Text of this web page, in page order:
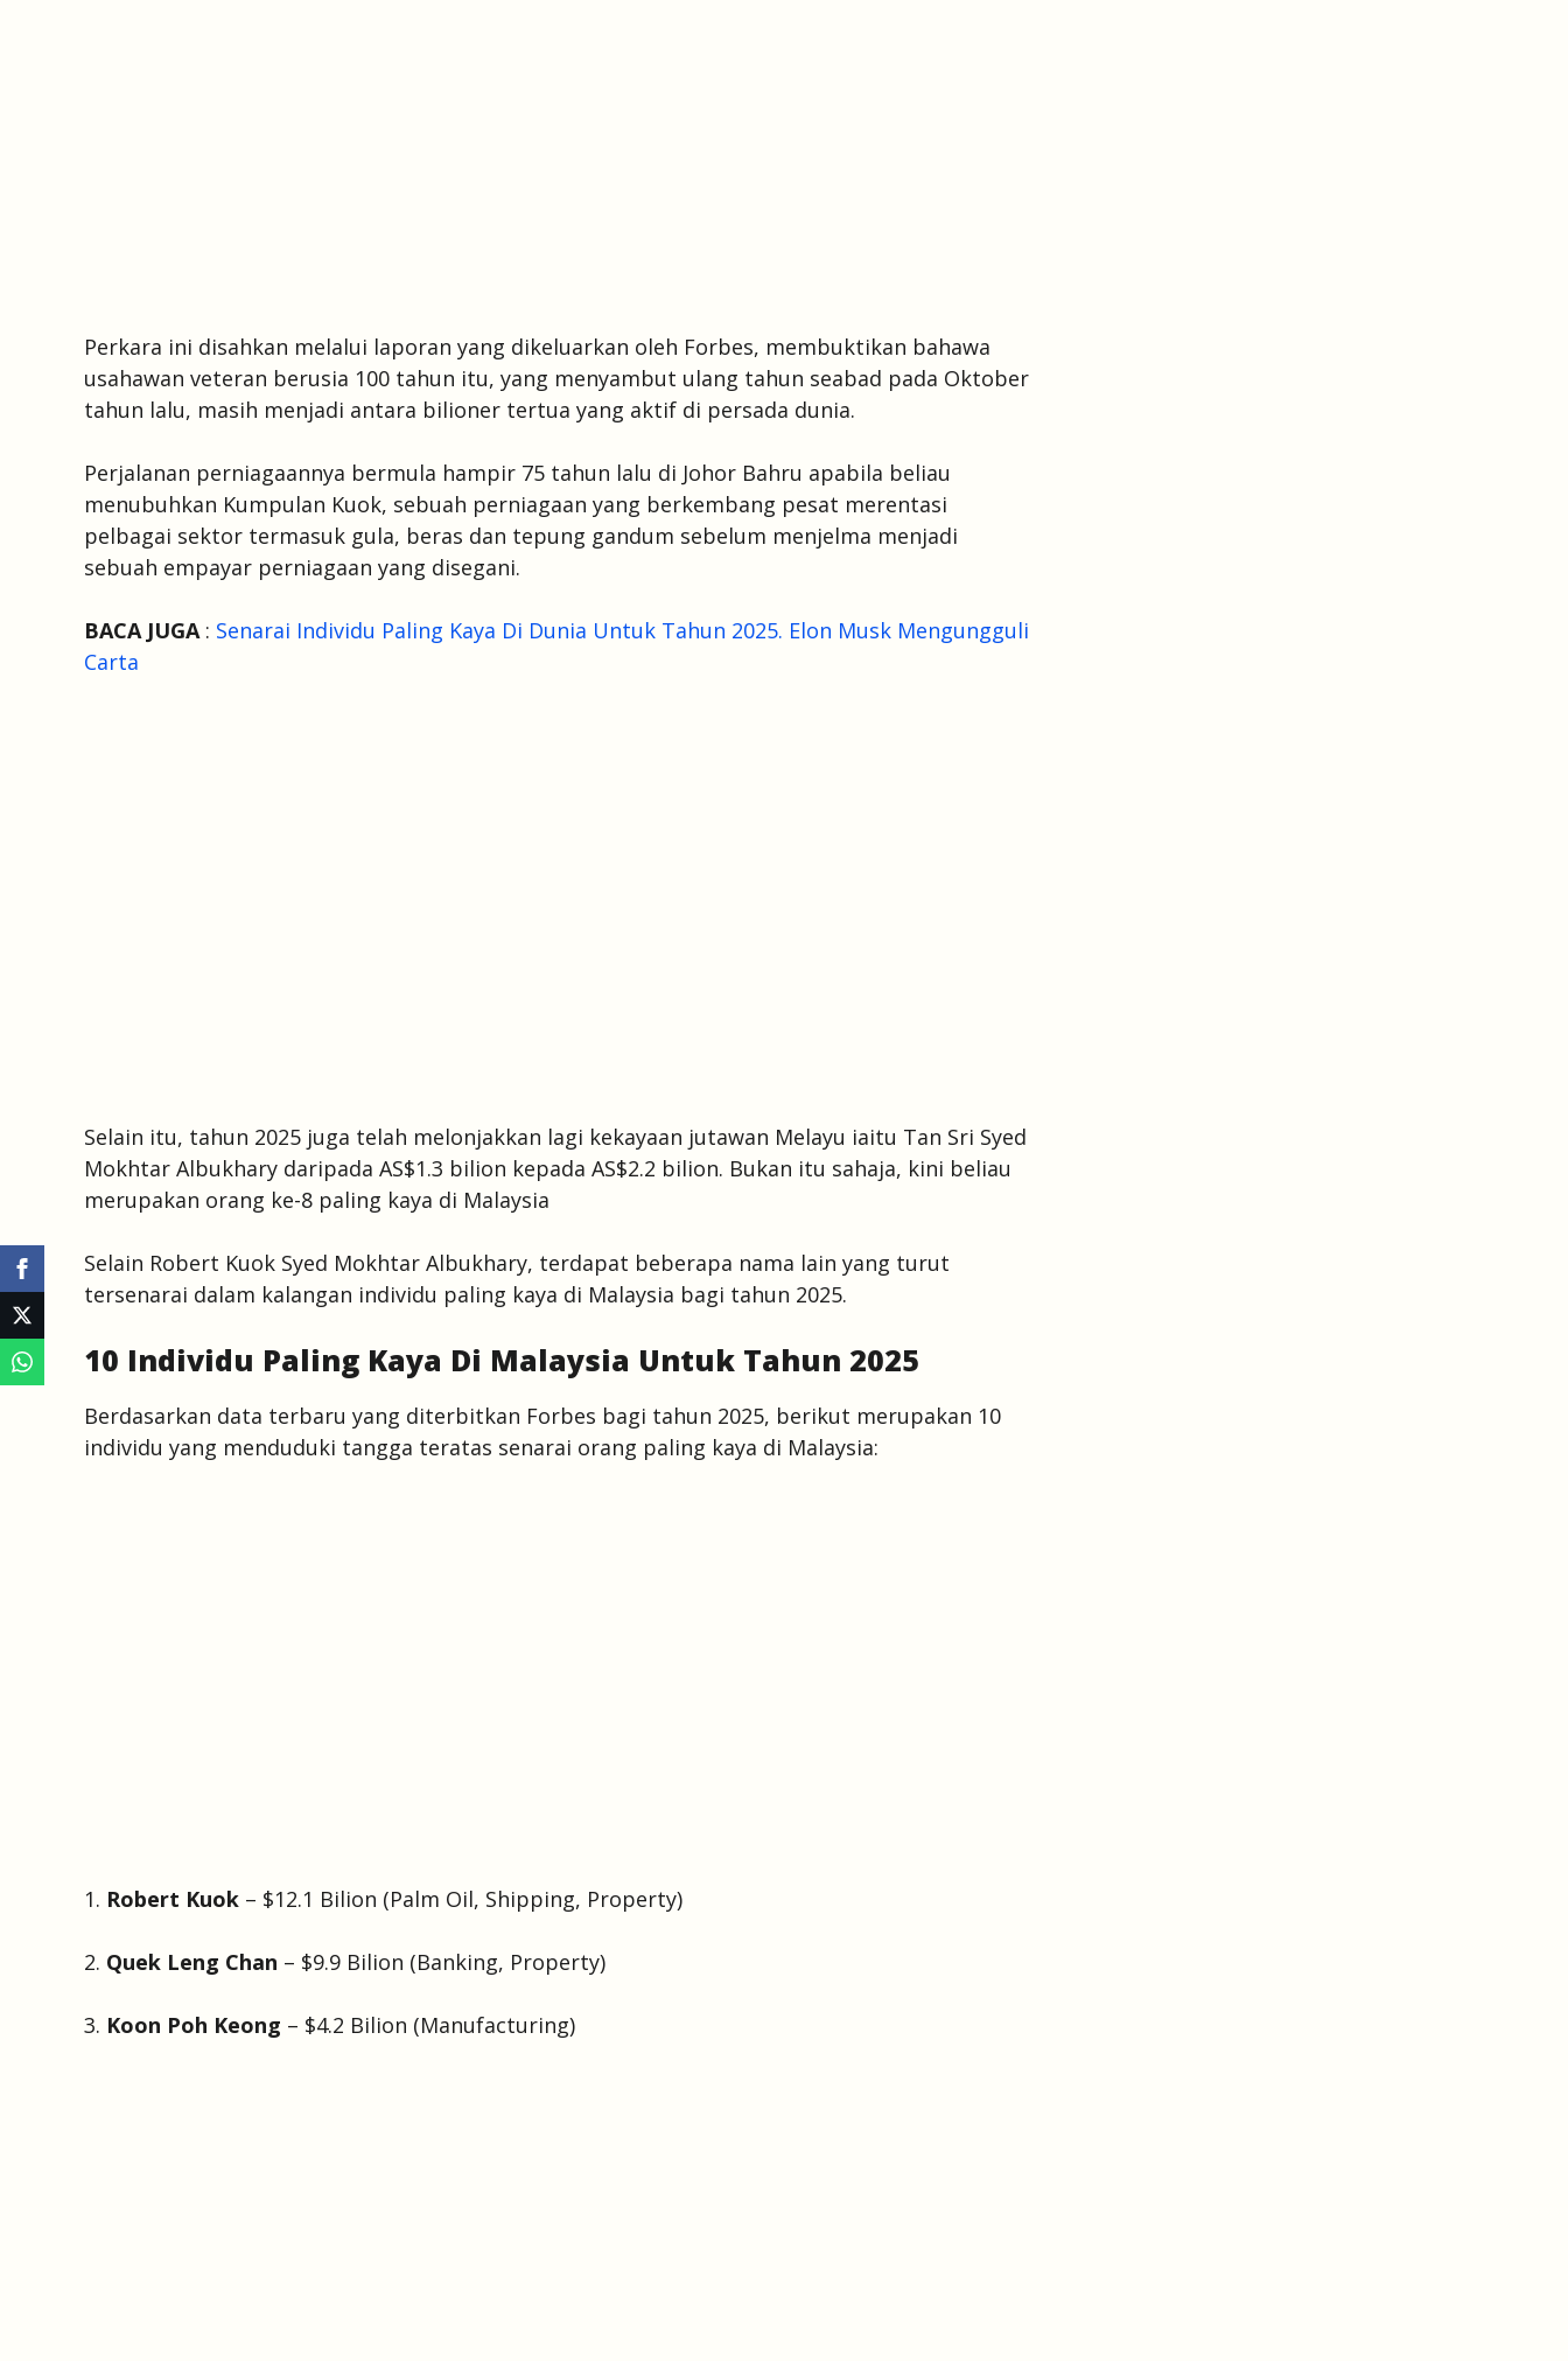
Perkara ini disahkan melalui laporan yang dikeluarkan oleh Forbes, membuktikan bahawa
usahawan veteran berusia 100 tahun itu, yang menyambut ulang tahun seabad pada Oktober
tahun lalu, masih menjadi antara bilioner tertua yang aktif di persada dunia.
Perjalanan perniagaannya bermula hampir 75 tahun lalu di Johor Bahru apabila beliau
menubuhkan Kumpulan Kuok, sebuah perniagaan yang berkembang pesat merentasi
pelbagai sektor termasuk gula, beras dan tepung gandum sebelum menjelma menjadi
sebuah empayar perniagaan yang disegani.
BACA JUGA: Senarai Individu Paling Kaya Di Dunia Untuk Tahun 2025. Elon Musk Mengungguli
Carta
Selain itu, tahun 2025 juga telah melonjakkan lagi kekayaan jutawan Melayu iaitu Tan Sri Syed
Mokhtar Albukhary daripada AS$1.3 bilion kepada AS$2.2 bilion. Bukan itu sahaja, kini beliau
merupakan orang ke-8 paling kaya di Malaysia
Selain Robert Kuok Syed Mokhtar Albukhary, terdapat beberapa nama lain yang turut
tersenarai dalam kalangan individu paling kaya di Malaysia bagi tahun 2025.
10 Individu Paling Kaya Di Malaysia Untuk Tahun 2025
Berdasarkan data terbaru yang diterbitkan Forbes bagi tahun 2025, berikut merupakan 10
individu yang menduduki tangga teratas senarai orang paling kaya di Malaysia:
1. Robert Kuok – $12.1 Bilion (Palm Oil, Shipping, Property)
2. Quek Leng Chan – $9.9 Bilion (Banking, Property)
3. Koon Poh Keong – $4.2 Bilion (Manufacturing)